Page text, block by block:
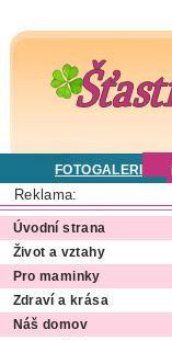
FOTOGALERIE
Reklama:
Úvodní strana
Život a vztahy
Pro maminky
Zdraví a krása
Náš domov